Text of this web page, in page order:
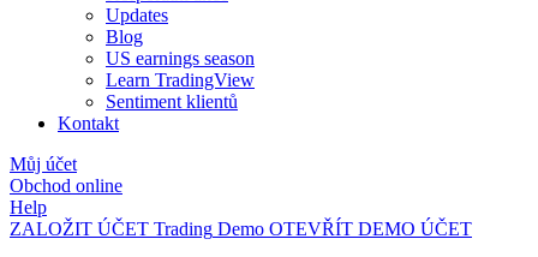
Updates
Blog
US earnings season
Learn TradingView
Sentiment klientů
Kontakt
Můj účet
Obchod online
Help
ZALOŽIT ÚČET Trading Demo OTEVŘÍT DEMO ÚČET